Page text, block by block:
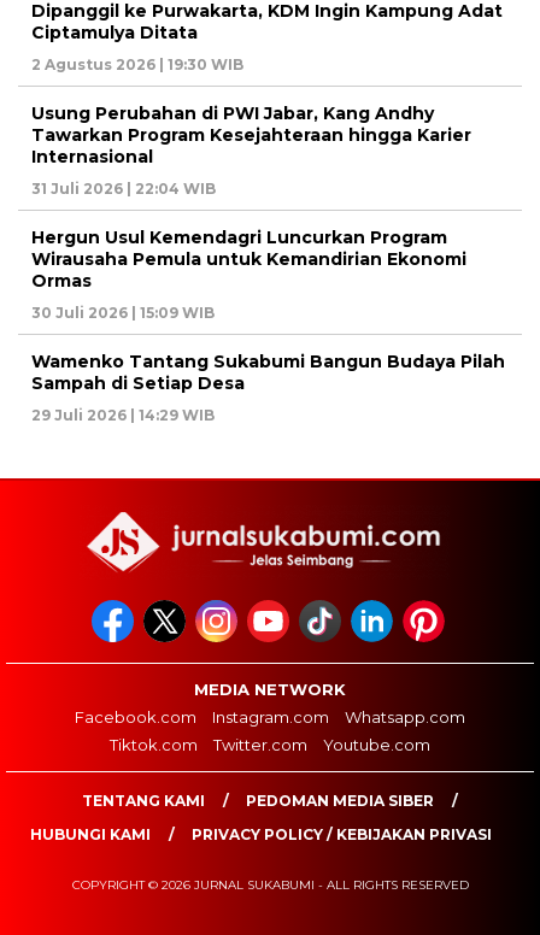
Dipanggil ke Purwakarta, KDM Ingin Kampung Adat
Ciptamulya Ditata
2 Agustus 2026 | 19:30 WIB
Usung Perubahan di PWI Jabar, Kang Andhy
Tawarkan Program Kesejahteraan hingga Karier
Internasional
31 Juli 2026 | 22:04 WIB
Hergun Usul Kemendagri Luncurkan Program
Wirausaha Pemula untuk Kemandirian Ekonomi
Ormas
30 Juli 2026 | 15:09 WIB
Wamenko Tantang Sukabumi Bangun Budaya Pilah
Sampah di Setiap Desa
29 Juli 2026 | 14:29 WIB
MEDIA NETWORK
Facebook.com
Instagram.com
Whatsapp.com
Tiktok.com
Twitter.com Youtube.com
TENTANG KAMI
PEDOMAN MEDIA SIBER
HUBUNGI KAMI
PRIVACY POLICY / KEBIJAKAN PRIVASI
COPYRIGHT © 2026 JURNAL SUKABUMI - ALL RIGHTS RESERVED